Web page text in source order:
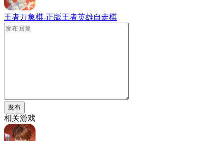
王者万象棋-正版王者英雄自走棋
发布
相关游戏